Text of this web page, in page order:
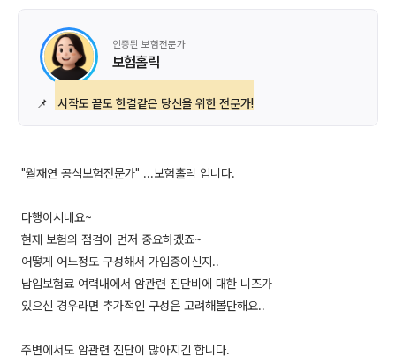
인증된 보험전문가
보험홀릭
📌 시작도 끝도 한결같은 당신을 위한 전문가!
"월재연 공식보험전문가" ...보험홀릭 입니다.
다행이시네요~
현재 보험의 점검이 먼저 중요하겠죠~
어떻게 어느정도 구성해서 가입중이신지..
납입보험료 여력내에서 암관련 진단비에 대한 니즈가
있으신 경우라면 추가적인 구성은 고려해볼만해요..
주변에서도 암관련 진단이 많아지긴 합니다.